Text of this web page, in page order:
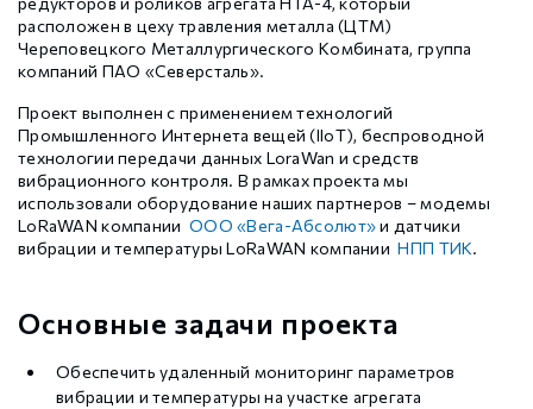
расположен в цеху травления металла (ЦТМ)
Череповецкого Металлургического Комбината, группа
компаний ПАО «Северсталь».
Проект выполнен с применением технологий
Промышленного Интернета вещей (IIoT), беспроводной
технологии передачи данных LoraWan и средств
вибрационного контроля. В рамках проекта мы
использовали оборудование наших партнеров – модемы
LoRaWAN компанииООО «Вега-Абсолют»и датчики
вибрации и температуры LoRaWAN компанииНПП ТИК.
Основные задачи проекта
Обеспечить удаленный мониторинг параметров
вибрации и температуры на участке агрегата
Xinje Аксессуары
GCAN
управления
Аксессуары Xinje